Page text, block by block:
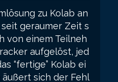
zu Kolab an
geraumer Zeit s
von einem Teilneh
aufgelöst, jed
“fertige” Kolab ei
sich der Fehl